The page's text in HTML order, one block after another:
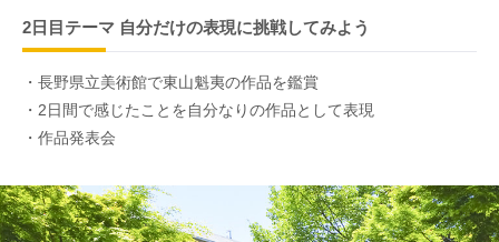
2日目テーマ 自分だけの表現に挑戦してみよう
・長野県立美術館で東山魁夷の作品を鑑賞
・2日間で感じたことを自分なりの作品として表現
・作品発表会